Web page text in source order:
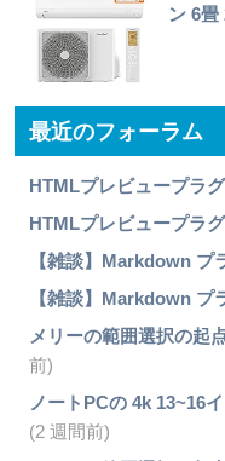
ン 6
最近のフォーラム
HTMLプレビュープラ
HTMLプレビュープラ
【雑談】Markdown プ
【雑談】Markdown プ
メリーの範囲選択の起
前)
ノートPCの 4k 13~16
(2 週間前)